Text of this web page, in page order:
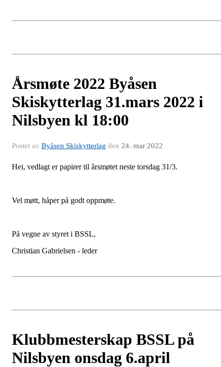
Årsmøte 2022 Byåsen
Skiskytterlag 31.mars 2022 i
Nilsbyen kl 18:00
Postet av Byåsen Skiskytterlag den 24. mar 2022
Hei, vedlagt er papirer til årsmøtet neste torsdag 31/3.
Vel møtt, håper på godt oppmøte.
På vegne av styret i BSSL,
Christian Gabrielsen - leder
Klubbmesterskap BSSL på
Nilsbyen onsdag 6.april